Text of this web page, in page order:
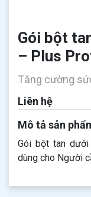
Gói bột
– Plus
Tăng cường
Liên hệ
Mô tả sản
Gói bột tan
dùng cho Người